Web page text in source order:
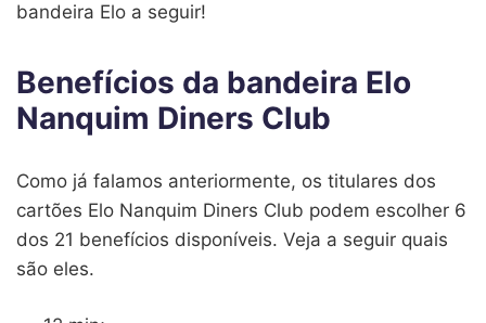
bandeira Elo a seguir!
Benefícios da bandeira Elo
Nanquim Diners Club
Como já falamos anteriormente, os titulares dos
cartões Elo Nanquim Diners Club podem escolher 6
dos 21 benefícios disponíveis. Veja a seguir quais
são eles.